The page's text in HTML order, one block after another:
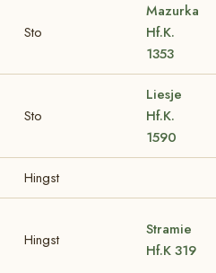
Sto
Mazurka
Hf.K.
1353
Sto
Liesje
Hf.K.
1590
Hingst
Hingst
Stramie
Hf.K 319